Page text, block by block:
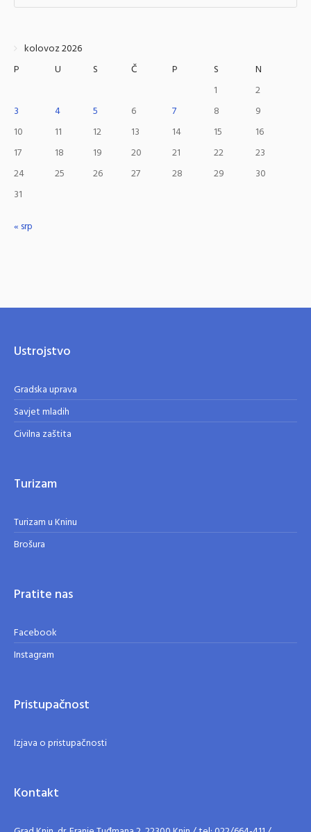
kolovoz 2026
P
U S Č P S
N
1
2
3
4 5 6 7 8
9
10
11 12 13 14 15
16
17
18 19 20 21 22
23
24
25 26 27 28 29
30
31
« srp
Ustrojstvo
Gradska uprava
Savjet mladih
Civilna zaštita
Turizam
Turizam u Kninu
Brošura
Pratite nas
Facebook
Instagram
Pristupačnost
Izjava o pristupačnosti
Kontakt